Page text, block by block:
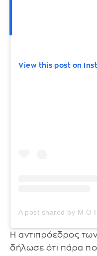
View this post on
A post shared by M O
Η αντιπρόεδρος
δήλωσε ότι πάρα